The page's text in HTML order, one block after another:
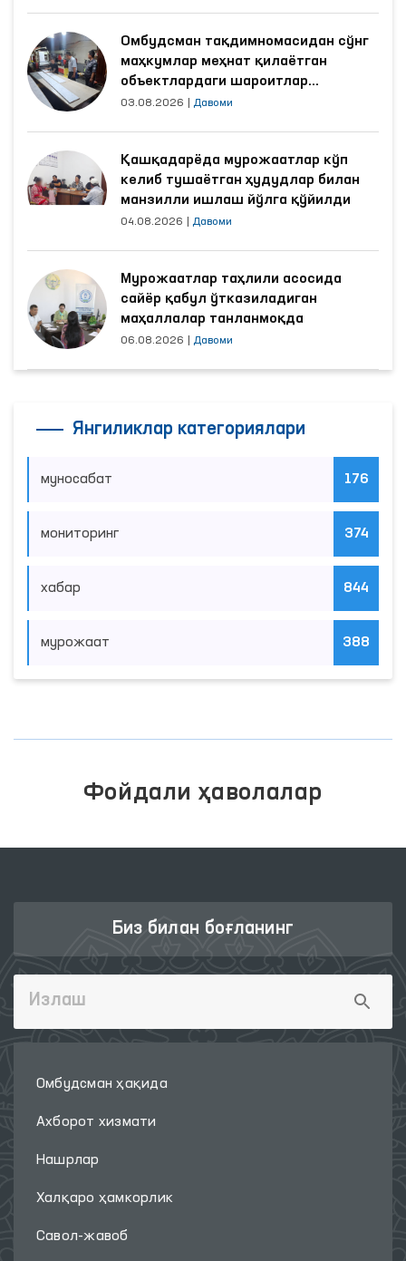
Омбудсман тақдимномасидан сўнг
маҳкумлар меҳнат қилаётган
объектлардаги шароитлар
яхшиланди
03.08.2026 Давоми
Қашқадарёда мурожаатлар кўп
келиб тушаётган ҳудудлар билан
манзилли ишлаш йўлга қўйилди
04.08.2026 Давоми
Мурожаатлар таҳлили асосида
сайёр қабул ўтказиладиган
маҳаллалар танланмоқда
06.08.2026 Давоми
Янгиликлар категориялари
муносабат 176
мониторинг 374
хабар 844
мурожаат 388
Фойдали ҳаволалар
Биз билан боғланинг
Омбудсман ҳақида
Ахборот хизмати
Нашрлар
Халқаро ҳамкорлик
Савол-жавоб